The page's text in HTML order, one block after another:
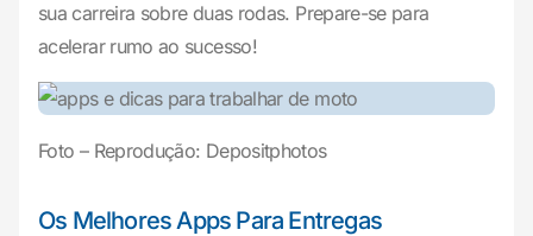
sua carreira sobre duas rodas. Prepare-se para
acelerar rumo ao sucesso!
Foto – Reprodução: Depositphotos
Os Melhores Apps Para Entregas